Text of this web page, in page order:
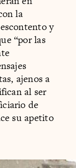
la
y
“por las
ajenos a
al ser
de
su apetito